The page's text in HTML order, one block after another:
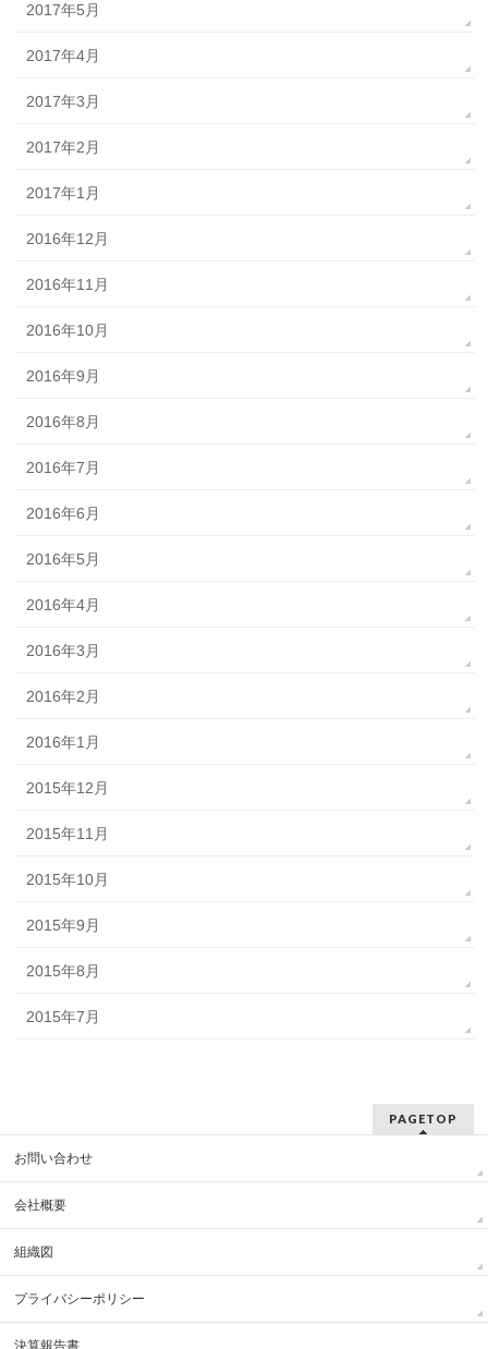
2017年5月
2017年4月
2017年3月
2017年2月
2017年1月
2016年12月
2016年11月
2016年10月
2016年9月
2016年8月
2016年7月
2016年6月
2016年5月
2016年4月
2016年3月
2016年2月
2016年1月
2015年12月
2015年11月
2015年10月
2015年9月
2015年8月
2015年7月
PAGETOP
お問い合わせ
会社概要
組織図
プライバシーポリシー
決算報告書